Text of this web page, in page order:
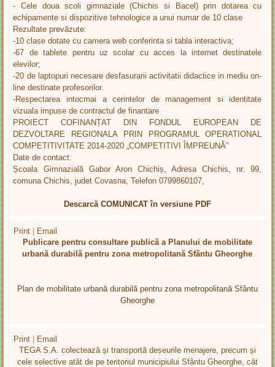
- Cele doua scoli gimnaziale (Chichis si Bacel) prin dotarea cu
echipamente si dispozitive tehnologice a unui numar de 10 clase
Rezultate prevăzute:
-10 clase dotate cu camera web conferinta si tabla interactiva;
-67 de tablete pentru uz scolar cu acces la internet destinatele
elevilor;
-20 de laptopuri necesare desfasurarii activitatii didactice in mediu on-
line destinate profesorilor.
-Respectarea intocmai a cerintelor de management si identitate
vizuala impuse de contractul de finantare
PROIECT COFINANȚAT DIN FONDUL EUROPEAN DE
DEZVOLTARE REGIONALA PRIN PROGRAMUL OPERATIONAL
COMPETITIVITATE 2014-2020 „COMPETITIVI ÎMPREUNĂ”
Date de contact:
Școala Gimnazială Gabor Aron Chichiș, Adresa Chichis, nr. 99,
comuna Chichis, judet Covasna, Telefon 0799860107,
Descarcă COMUNICAT în versiune PDF
Print | Email
Publicare pentru consultare publică a Planului de mobilitate
urbană durabilă pentru zona metropolitană Sfântu Gheorghe
Plan de mobilitate urbană durabilă pentru zona metropolitană Sfântu
Gheorghe
Print | Email
TEGA S.A. colectează și transportă deșeurile menajere, precum și
cele selective atât de pe teritoriul municipiului Sfântu Gheorghe, cât